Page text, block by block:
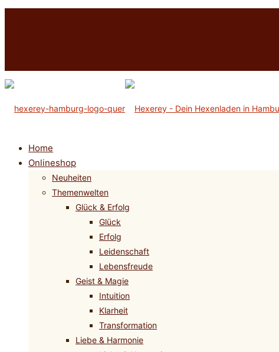
Home
Onlineshop
Neuheiten
Themenwelten
Glück & Erfolg
Glück
Erfolg
Leidenschaft
Lebensfreude
Geist & Magie
Intuition
Klarheit
Transformation
Liebe & Harmonie